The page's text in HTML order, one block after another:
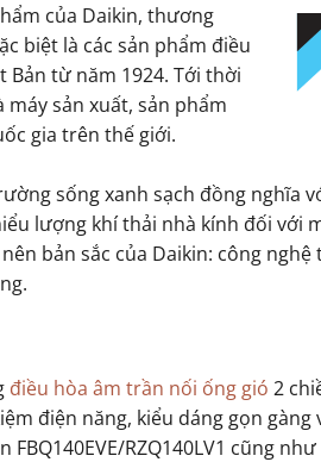
của Daikin, thương
biệt là các sản phẩm điều
từ năm 1924. Tới thời
sản xuất, sản phẩm
gia trên thế giới.
sống xanh sạch đồng nghĩa
lượng khí thải nhà kính đối với
nên bản sắc của Daikin: công
điều hòa âm trần nối ống gió 2
điện năng, kiểu dáng gọn
FBQ140EVE/RZQ140LV1 cũng